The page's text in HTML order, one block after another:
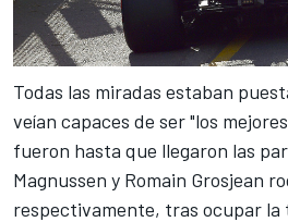
Todas las miradas estaban
veían capaces de ser "los
fueron hasta que llegaron las
Magnussen y Romain Grosjean
respectivamente, tras ocupar la